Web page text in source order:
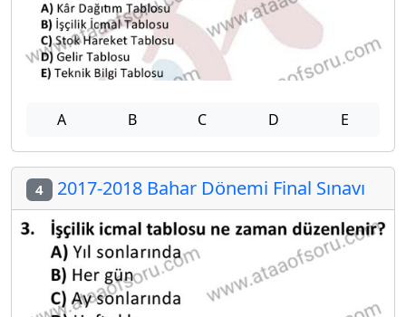
A B C D E
4 2017-2018 Bahar Dönemi Final Sınavı